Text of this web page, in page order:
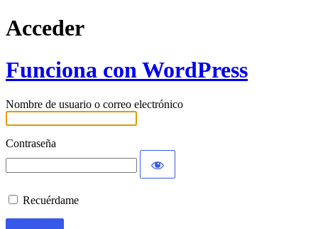
Acceder
Funciona con WordPress
Nombre de usuario o correo electrónico
Contraseña
Recuérdame